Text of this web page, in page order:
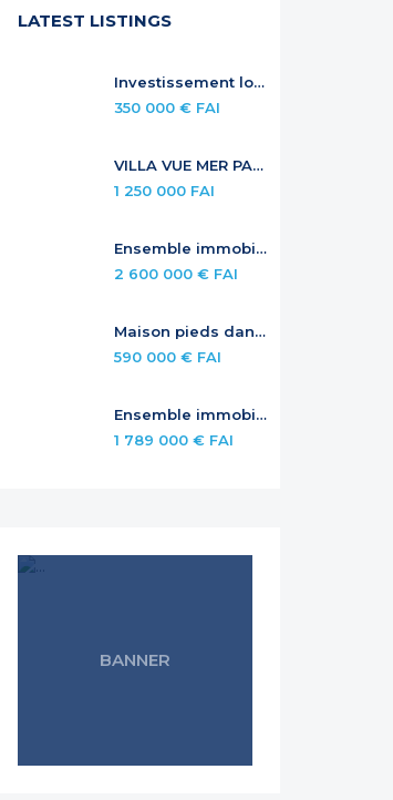
LATEST LISTINGS
Investissement locatif sécurisé — Duplex à Anse Marcel
350 000 € FAI
VILLA VUE MER PANORAMIQUE AVEC PISCINE À DÉBORDEMENT
1 250 000 FAI
Ensemble immobilier de standing – investissement locatif premium
2 600 000 € FAI
Maison pieds dans l’eau avec piscine privée
590 000 € FAI
Ensemble immobilier avec rendement et potentiel – Jardins de la Baie Orientale
1 789 000 € FAI
BANNER